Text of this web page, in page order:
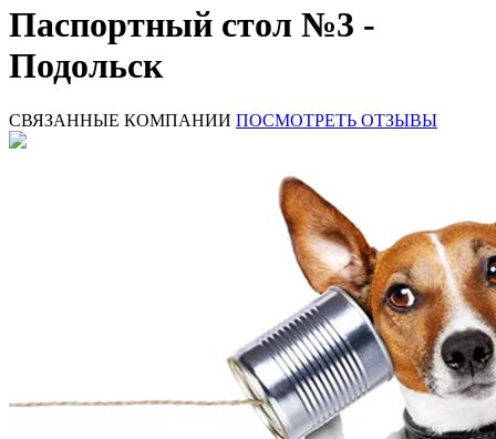
Паспортный стол №3 -
Подольск
СВЯЗАННЫЕ КОМПАНИИ ПОСМОТРЕТЬ ОТЗЫВЫ